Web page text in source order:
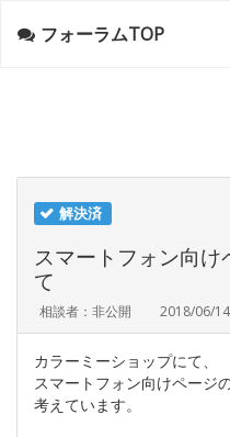
フォーラムTOP
解決済
スマートフォン向
て
相談者：非公開 2018/06/
カラーミーショップにて、
スマートフォン向けページ
考えています。